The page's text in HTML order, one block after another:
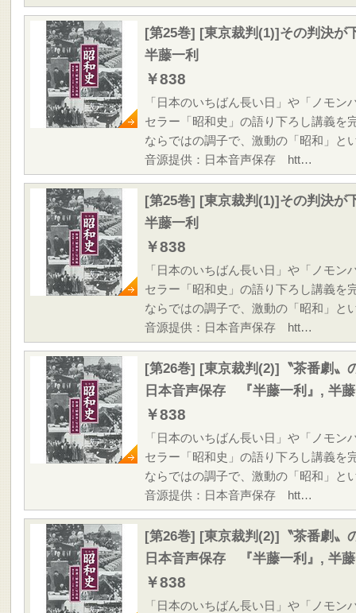
[第25巻] [東京裁判(1)]その判決が
半藤一利
￥838
「日本のいちばん長い日」や「ノモ
セラー「昭和史」の語り下ろし講義を
ならではの調子で、激動の「昭和」
音源提供：日本音声保存 htt…
[第25巻] [東京裁判(1)]その判決が
半藤一利
￥838
「日本のいちばん長い日」や「ノモ
セラー「昭和史」の語り下ろし講義を
ならではの調子で、激動の「昭和」
音源提供：日本音声保存 htt…
[第26巻] [東京裁判(2)]〝茶番劇〟
日本音声保存 『半藤一利』, 半
￥838
「日本のいちばん長い日」や「ノモ
セラー「昭和史」の語り下ろし講義を
ならではの調子で、激動の「昭和」
音源提供：日本音声保存 htt…
[第26巻] [東京裁判(2)]〝茶番劇〟
日本音声保存 『半藤一利』, 半
￥838
「日本のいちばん長い日」や「ノモ